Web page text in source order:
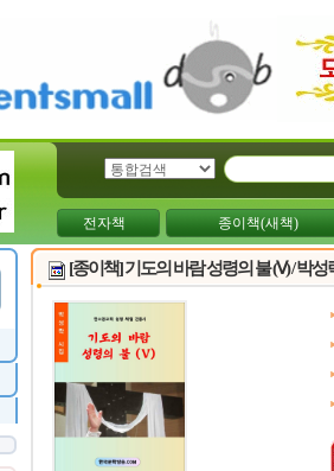
전자책 종이책(새책)
[종이책] 기도의 바람 성령의 불 (Ⅴ) / 박성